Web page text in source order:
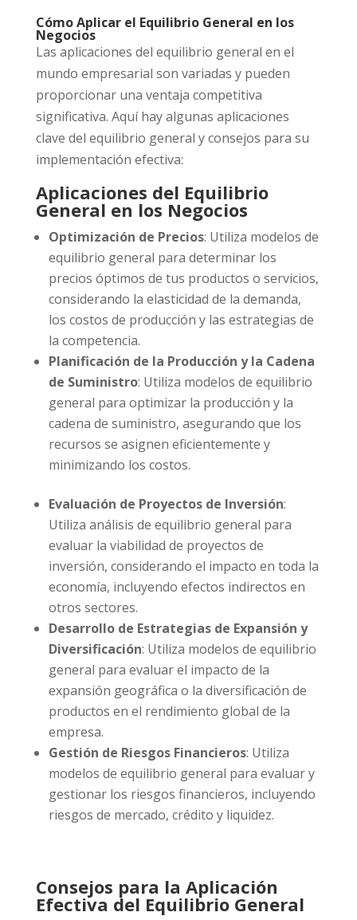
Cómo Aplicar el Equilibrio General en los
Negocios
Las aplicaciones del equilibrio general en el
mundo empresarial son variadas y pueden
proporcionar una ventaja competitiva
significativa. Aquí hay algunas aplicaciones
clave del equilibrio general y consejos para su
implementación efectiva:
Aplicaciones del Equilibrio
General en los Negocios
Optimización de Precios: Utiliza modelos de
equilibrio general para determinar los
precios óptimos de tus productos o servicios,
considerando la elasticidad de la demanda,
los costos de producción y las estrategias de
la competencia.
Planificación de la Producción y la Cadena
de Suministro: Utiliza modelos de equilibrio
general para optimizar la producción y la
cadena de suministro, asegurando que los
recursos se asignen eficientemente y
minimizando los costos.
Evaluación de Proyectos de Inversión:
Utiliza análisis de equilibrio general para
evaluar la viabilidad de proyectos de
inversión, considerando el impacto en toda la
economía, incluyendo efectos indirectos en
otros sectores.
Desarrollo de Estrategias de Expansión y
Diversificación: Utiliza modelos de equilibrio
general para evaluar el impacto de la
expansión geográfica o la diversificación de
productos en el rendimiento global de la
empresa.
Gestión de Riesgos Financieros: Utiliza
modelos de equilibrio general para evaluar y
gestionar los riesgos financieros, incluyendo
riesgos de mercado, crédito y liquidez.
Consejos para la Aplicación
Efectiva del Equilibrio General